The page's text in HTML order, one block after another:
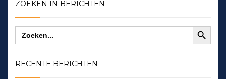
ZOEKEN IN BERICHTEN
Zoek
naar:
Zoekknop
RECENTE BERICHTEN